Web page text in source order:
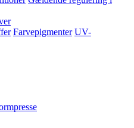
Farvepigmenter UV-